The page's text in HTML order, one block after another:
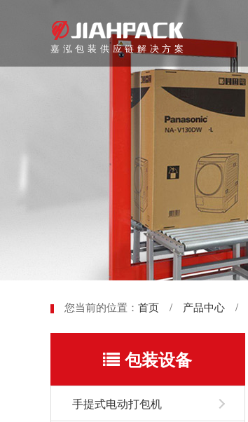
嘉泓包装供应链解决方案
您当前的位置： 首页 / 产品中心 /
包装设备
手提式电动打包机